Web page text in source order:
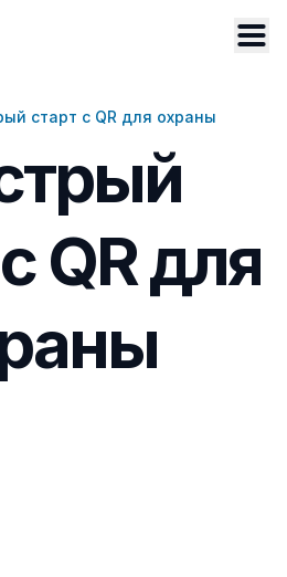
старт с QR для охраны
QR для